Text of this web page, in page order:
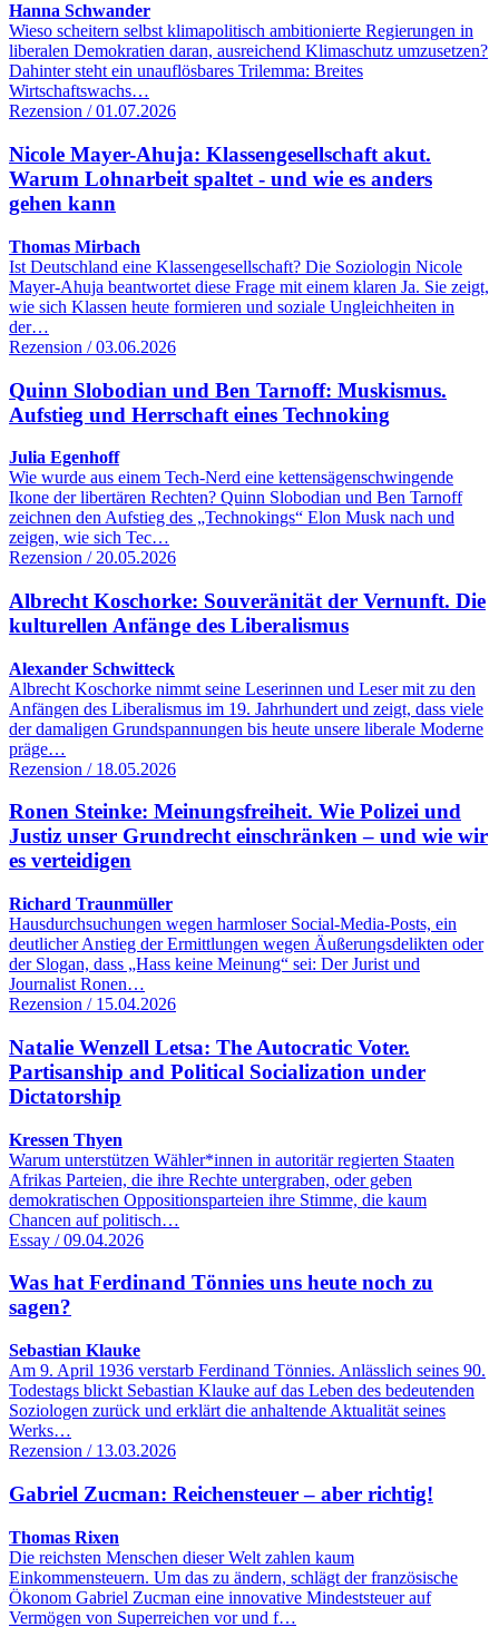
Hanna Schwander
Wieso scheitern selbst klimapolitisch ambitionierte Regierungen in
liberalen Demokratien daran, ausreichend Klimaschutz umzusetzen?
Dahinter steht ein unauflösbares Trilemma: Breites
Wirtschaftswachs…
Rezension / 01.07.2026
Nicole Mayer-Ahuja: Klassengesellschaft akut.
Warum Lohnarbeit spaltet - und wie es anders
gehen kann
Thomas Mirbach
Ist Deutschland eine Klassengesellschaft? Die Soziologin Nicole
Mayer-Ahuja beantwortet diese Frage mit einem klaren Ja. Sie zeigt,
wie sich Klassen heute formieren und soziale Ungleichheiten in
der…
Rezension / 03.06.2026
Quinn Slobodian und Ben Tarnoff: Muskismus.
Aufstieg und Herrschaft eines Technoking
Julia Egenhoff
Wie wurde aus einem Tech-Nerd eine kettensägenschwingende
Ikone der libertären Rechten? Quinn Slobodian und Ben Tarnoff
zeichnen den Aufstieg des „Technokings“ Elon Musk nach und
zeigen, wie sich Tec…
Rezension / 20.05.2026
Albrecht Koschorke: Souveränität der Vernunft. Die
kulturellen Anfänge des Liberalismus
Alexander Schwitteck
Albrecht Koschorke nimmt seine Leserinnen und Leser mit zu den
Anfängen des Liberalismus im 19. Jahrhundert und zeigt, dass viele
der damaligen Grundspannungen bis heute unsere liberale Moderne
präge…
Rezension / 18.05.2026
Ronen Steinke: Meinungsfreiheit. Wie Polizei und
Justiz unser Grundrecht einschränken – und wie wir
es verteidigen
Richard Traunmüller
Hausdurchsuchungen wegen harmloser Social-Media-Posts, ein
deutlicher Anstieg der Ermittlungen wegen Äußerungsdelikten oder
der Slogan, dass „Hass keine Meinung“ sei: Der Jurist und
Journalist Ronen…
Rezension / 15.04.2026
Natalie Wenzell Letsa: The Autocratic Voter.
Partisanship and Political Socialization under
Dictatorship
Kressen Thyen
Warum unterstützen Wähler*innen in autoritär regierten Staaten
Afrikas Parteien, die ihre Rechte untergraben, oder geben
demokratischen Oppositionsparteien ihre Stimme, die kaum
Chancen auf politisch…
Essay / 09.04.2026
Was hat Ferdinand Tönnies uns heute noch zu
sagen?
Sebastian Klauke
Am 9. April 1936 verstarb Ferdinand Tönnies. Anlässlich seines 90.
Todestags blickt Sebastian Klauke auf das Leben des bedeutenden
Soziologen zurück und erklärt die anhaltende Aktualität seines
Werks…
Rezension / 13.03.2026
Gabriel Zucman: Reichensteuer – aber richtig!
Thomas Rixen
Die reichsten Menschen dieser Welt zahlen kaum
Einkommensteuern. Um das zu ändern, schlägt der französische
Ökonom Gabriel Zucman eine innovative Mindeststeuer auf
Vermögen von Superreichen vor und f…